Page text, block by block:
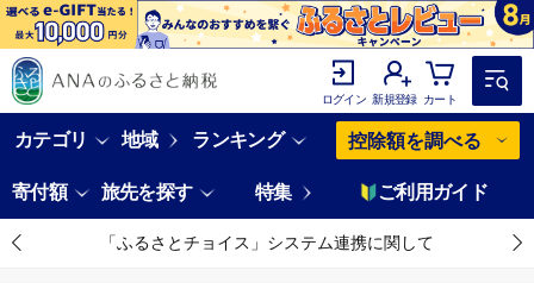
ログイン 新規登録 カート
カテゴリ 地域 ランキング 控除額を調べる
寄付額 旅先を探す 特集 ご利用ガイド
「ふるさとチョイス」システム連携に関して